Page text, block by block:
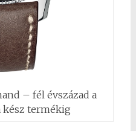
– fél évszázad a
termékig